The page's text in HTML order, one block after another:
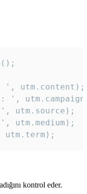
', utm.content);
',
utm.source);
utm.medium);
kontrol eder.